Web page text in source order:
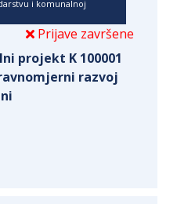
i komunalnoj
Prijave završene
projekt K 100001
razvoj